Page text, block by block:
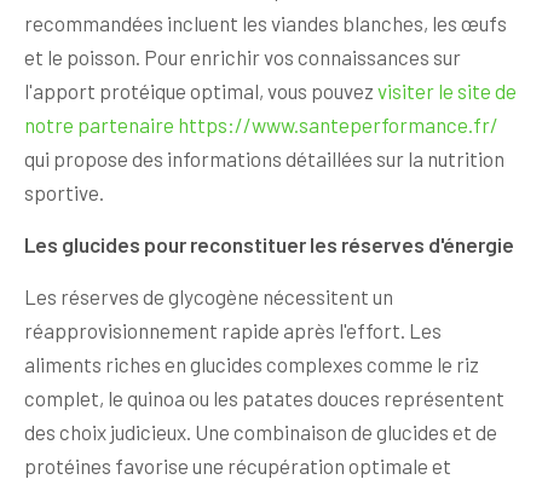
recommandées incluent les viandes blanches, les œufs
et le poisson. Pour enrichir vos connaissances sur
l'apport protéique optimal, vous pouvez visiter le site de
notre partenaire https://www.santeperformance.fr/
qui propose des informations détaillées sur la nutrition
sportive.
Les glucides pour reconstituer les réserves d'énergie
Les réserves de glycogène nécessitent un
réapprovisionnement rapide après l'effort. Les
aliments riches en glucides complexes comme le riz
complet, le quinoa ou les patates douces représentent
des choix judicieux. Une combinaison de glucides et de
protéines favorise une récupération optimale et